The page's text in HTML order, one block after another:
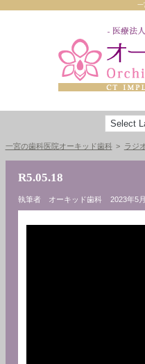
一
一宮の歯科医院オーキッド歯科 ラジ
R5.05.18
執筆者 オーキッド歯科 2023年5